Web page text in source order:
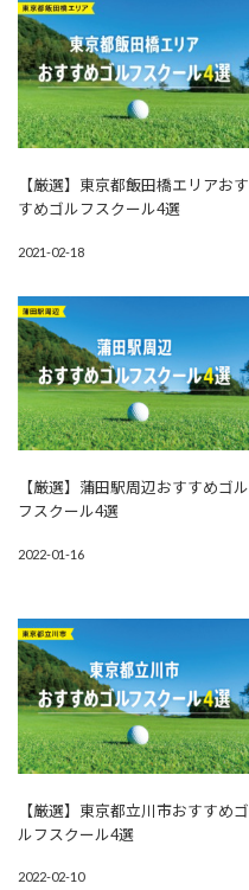
【厳選】東京都飯田橋エリアおす
すめゴルフスクール4選
2021-02-18
【厳選】蒲田駅周辺おすすめゴル
フスクール4選
2022-01-16
【厳選】東京都立川市おすすめゴ
ルフスクール4選
2022-02-10